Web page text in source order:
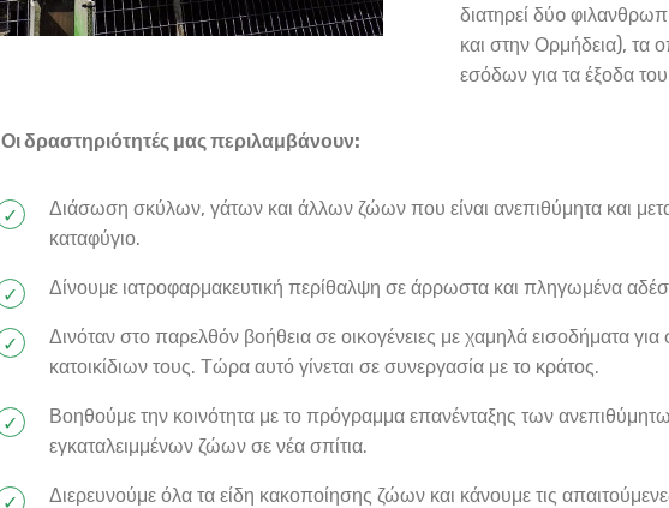
διατηρεί δύo
και στην Ορμήδεια), τα
εσόδων για τα έξοδα
Οι δραστηριότητές μας περιλαμβάνουν:
Διάσωση σκύλων, γάτων και άλλων ζώων που είναι ανεπιθύμητα και
καταφύγιο.
Δίνουμε ιατροφαρμακευτική περίθαλψη σε άρρωστα και πληγωμένα
Δινόταν στο παρελθόν βοήθεια σε οικογένειες με χαμηλά εισοδήματα
κατοικίδιων τους. Τώρα αυτό γίνεται σε συνεργασία με το κράτος.
Βοηθούμε την κοινότητα με το πρόγραμμα επανένταξης των
εγκαταλειμμένων ζώων σε νέα σπίτια.
Διερευνούμε όλα τα είδη κακοποίησης ζώων και κάνουμε τις